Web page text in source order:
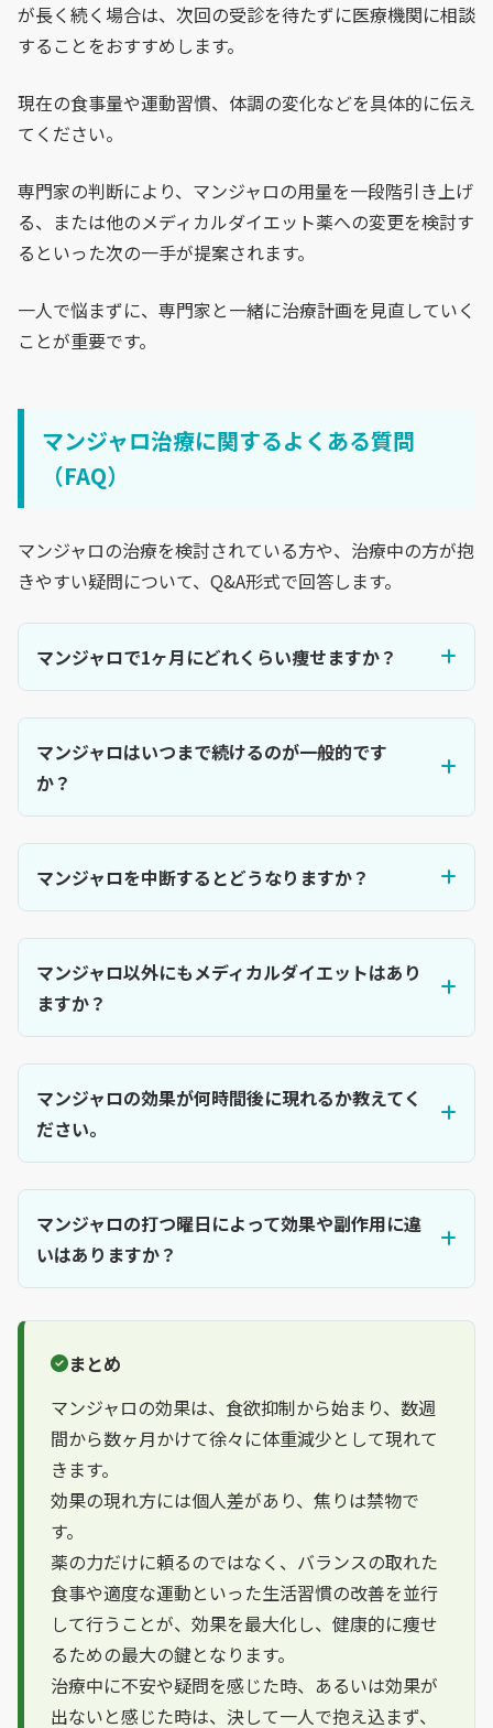
が長く続く場合は、次回の受診を待たずに医療機関に相談
することをおすすめします。
現在の食事量や運動習慣、体調の変化などを具体的に伝え
てください。
専門家の判断により、マンジャロの用量を一段階引き上げ
る、または他のメディカルダイエット薬への変更を検討す
るといった次の一手が提案されます。
一人で悩まずに、専門家と一緒に治療計画を見直していく
ことが重要です。
マンジャロ治療に関するよくある質問
（FAQ）
マンジャロの治療を検討されている方や、治療中の方が抱
きやすい疑問について、Q&A形式で回答します。
マンジャロで1ヶ月にどれくらい痩せますか？
マンジャロはいつまで続けるのが一般的です
か？
マンジャロを中断するとどうなりますか？
マンジャロ以外にもメディカルダイエットはあり
ますか？
マンジャロの効果が何時間後に現れるか教えてく
ださい。
マンジャロの打つ曜日によって効果や副作用に違
いはありますか？
まとめ
マンジャロの効果は、食欲抑制から始まり、数週
間から数ヶ月かけて徐々に体重減少として現れて
きます。
効果の現れ方には個人差があり、焦りは禁物で
す。
薬の力だけに頼るのではなく、バランスの取れた
食事や適度な運動といった生活習慣の改善を並行
して行うことが、効果を最大化し、健康的に痩せ
るための最大の鍵となります。
治療中に不安や疑問を感じた時、あるいは効果が
出ないと感じた時は、決して一人で抱え込まず、